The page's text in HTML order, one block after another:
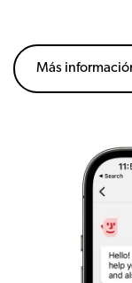
Más